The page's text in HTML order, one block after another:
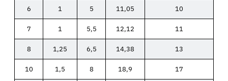
6 1 5 11,05 10
7 1 5,5 12,12 11
8 1,25 6,5 14,38 13
10 1,5 8 18,9 17